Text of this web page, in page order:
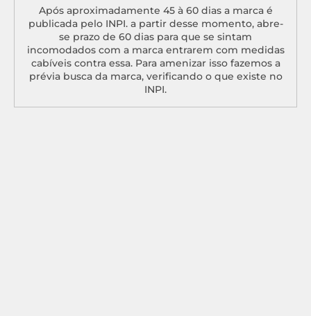
Após aproximadamente 45 à 60 dias a marca é
publicada pelo INPI. a partir desse momento, abre-
se prazo de 60 dias para que se sintam
incomodados com a marca entrarem com medidas
cabíveis contra essa. Para amenizar isso fazemos a
prévia busca da marca, verificando o que existe no
INPI.